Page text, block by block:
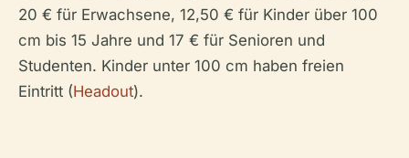
20 € für Erwachsene, 12,50 € für Kinder über 100
cm bis 15 Jahre und 17 € für Senioren und
Studenten. Kinder unter 100 cm haben freien
Eintritt (Headout).